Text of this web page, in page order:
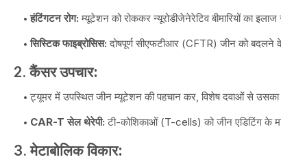
हंटिंगटन रोग: म्यूटेशन को रोककर न्यूरोडीजेनेरेटिव बीमारियों का
सिस्टिक फाइब्रोसिस: दोषपूर्ण सीएफटीआर (CFTR) जीन को बदलने
2.कैंसर उपचार:
ट्यूमर में उपस्थित जीन म्यूटेशन की पहचान कर, विशेष दवाओं से उसका
CAR-T सेल थेरेपी: टी-कोशिकाओं (T-cells) को जीन एडिटिंग के
3.मेटाबोलिक विकार: